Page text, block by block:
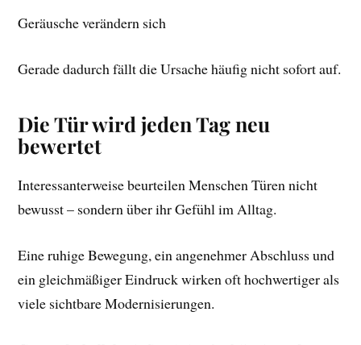
Geräusche verändern sich
Gerade dadurch fällt die Ursache häufig nicht sofort auf.
Die Tür wird jeden Tag neu
bewertet
Interessanterweise beurteilen Menschen Türen nicht
bewusst – sondern über ihr Gefühl im Alltag.
Eine ruhige Bewegung, ein angenehmer Abschluss und
ein gleichmäßiger Eindruck wirken oft hochwertiger als
viele sichtbare Modernisierungen.